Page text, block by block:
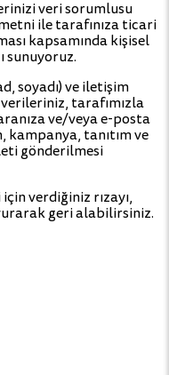
veri sorumlusu
ile tarafınıza ticari
kapsamında kişisel
sunuyoruz.
soyadı) ve iletişim
tarafımızla
ve/veya e-posta
kampanya, tanıtım ve
gönderilmesi
verdiğiniz rızayı,
geri alabilirsiniz.